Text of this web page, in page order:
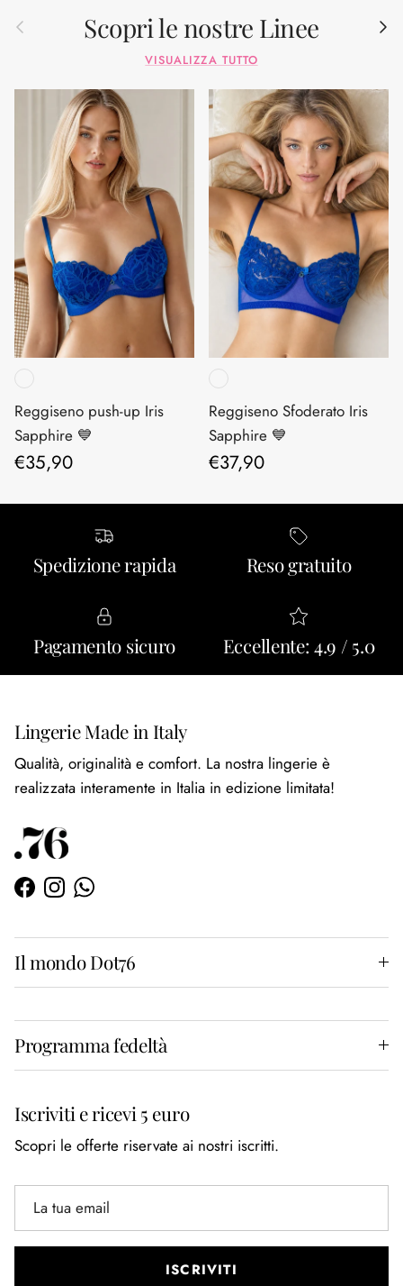
Indietro Scopri le nostre Linee
VISUALIZZA TUTTO
Reggiseno push-up Iris
Sapphire 💙
Prezzo normale
€35,90
Reggiseno Sfoderato Iris
Sapphire 💙
Prezzo normale
€37,90
Spedizione rapida Reso gratuito
Pagamento sicuro Eccellente: 4.9 / 5.0
Lingerie Made in Italy
Qualità, originalità e comfort. La nostra lingerie è
realizzata interamente in Italia in edizione limitata!
Facebook
InstagramWhatsApp
Il mondo Dot76
Programma fedeltà
Iscriviti e ricevi 5 euro
Scopri le offerte riservate ai nostri iscritti.
ISCRIVITI